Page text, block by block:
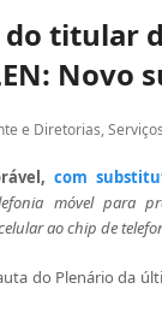
do titular
Novo
e Diretorias,Serviços
com
móvel para
ao chip de
do Plenário da